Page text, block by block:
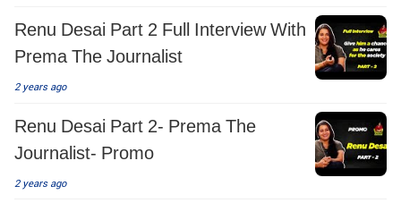
Renu Desai Part 2 Full Interview With
Prema The Journalist
2 years ago
Renu Desai Part 2- Prema The
Journalist- Promo
2 years ago